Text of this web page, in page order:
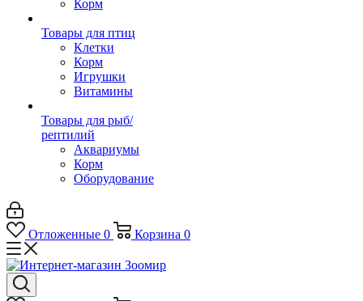
Корм
Товары для птиц
Клетки
Корм
Игрушки
Витамины
Товары для рыб/
рептилий
Аквариумы
Корм
Оборудование
Отложенные 0 Корзина 0